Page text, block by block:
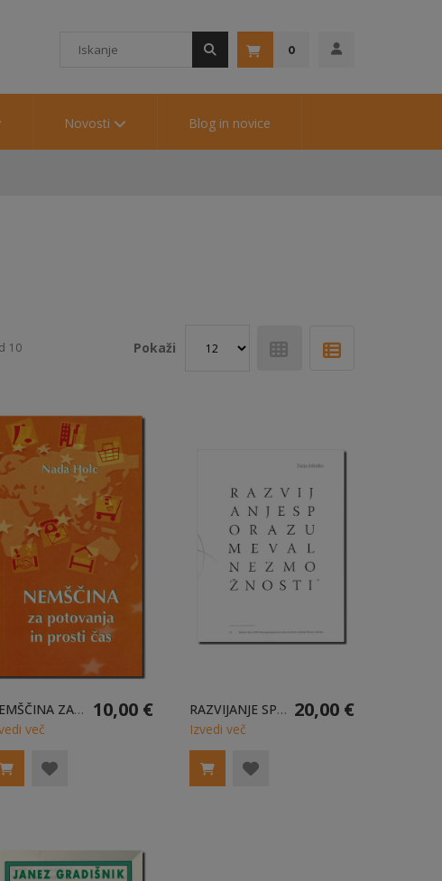
0
Novosti Blog in novice
10 Pokaži
NEMŠČINA ZA POTOVANJA IN PROSTI ČAS 10,00 €
več
RAZVIJANJE SPORAZUMEVALNE ZMOŽNOSTI 20,00 €
Izvedi več